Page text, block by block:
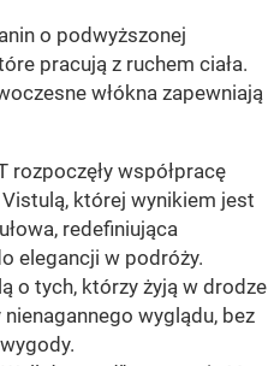
o podwyższonej
pracują z ruchem ciała.
włókna zapewniają
rozpoczęły współpracę
której wynikiem jest
redefiniująca
elegancji w podróży.
o tych, którzy żyją w drodze
wyglądu, bez